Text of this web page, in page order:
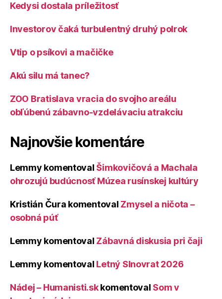
Kedysi dostala príležitosť
Investorov čaká turbulentný druhý polrok
Vtip o psíkovi a mačičke
Akú silu má tanec?
ZOO Bratislava vracia do svojho areálu
obľúbenú zábavno-vzdelávaciu atrakciu
Najnovšie komentáre
Lemmy komentoval Šimkovičová a Machala
ohrozujú budúcnosť Múzea rusínskej kultúry
Kristián Čura komentoval Zmysel a ničota –
osobná púť
Lemmy komentoval Zábavná diskusia pri čaji
Lemmy komentoval Letný Slnovrat 2026
Nádej – Humanisti.skkomentoval Som v